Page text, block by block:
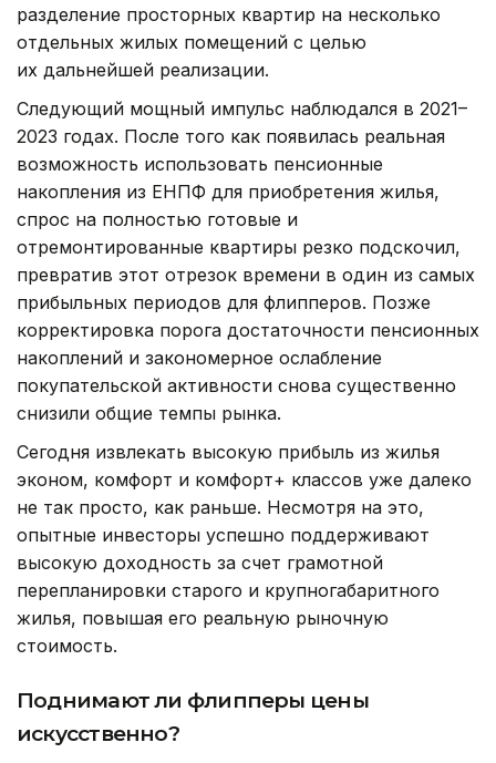
разделение просторных квартир на несколько
отдельных жилых помещений с целью
их дальнейшей реализации.
Следующий мощный импульс наблюдался в 2021–
2023 годах. После того как появилась реальная
возможность использовать пенсионные
накопления из ЕНПФ для приобретения жилья,
спрос на полностью готовые и
отремонтированные квартиры резко подскочил,
превратив этот отрезок времени в один из самых
прибыльных периодов для флипперов. Позже
корректировка порога достаточности пенсионных
накоплений и закономерное ослабление
покупательской активности снова существенно
снизили общие темпы рынка.
Сегодня извлекать высокую прибыль из жилья
эконом, комфорт и комфорт+ классов уже далеко
не так просто, как раньше. Несмотря на это,
опытные инвесторы успешно поддерживают
высокую доходность за счет грамотной
перепланировки старого и крупногабаритного
жилья, повышая его реальную рыночную
стоимость.
Поднимают ли флипперы цены
искусственно?